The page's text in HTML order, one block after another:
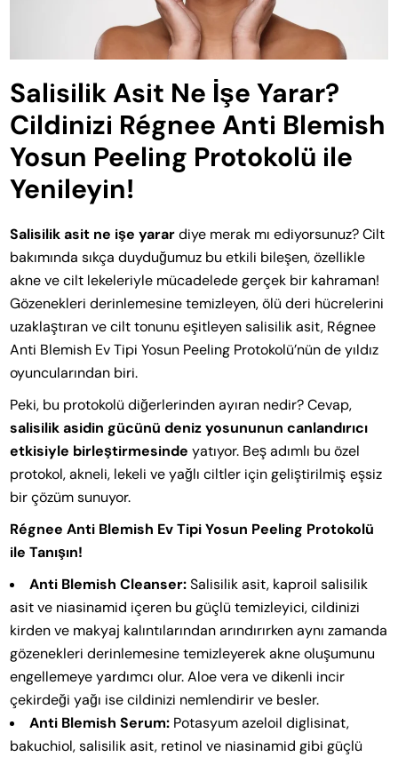
Salisilik Asit Ne İşe Yarar?
Cildinizi Régnee Anti Blemish
Yosun Peeling Protokolü ile
Yenileyin!
Salisilik asit ne işe yarardiye merak mı ediyorsunuz? Cilt
bakımında sıkça duyduğumuz bu etkili bileşen, özellikle
akne ve cilt lekeleriyle mücadelede gerçek bir kahraman!
Gözenekleri derinlemesine temizleyen, ölü deri hücrelerini
uzaklaştıran ve cilt tonunu eşitleyen salisilik asit, Régnee
Anti Blemish Ev Tipi Yosun Peeling Protokolü’nün de yıldız
oyuncularından biri.
Peki, bu protokolü diğerlerinden ayıran nedir? Cevap,
salisilik asidin gücünü deniz yosununun canlandırıcı
etkisiyle birleştirmesinde yatıyor. Beş adımlı bu özel
protokol, akneli, lekeli ve yağlı ciltler için geliştirilmiş eşsiz
bir çözüm sunuyor.
Régnee Anti Blemish Ev Tipi Yosun Peeling Protokolü
ile Tanışın!
Anti Blemish Cleanser:Salisilik asit, kaproil salisilik
asit ve niasinamid içeren bu güçlü temizleyici, cildinizi
kirden ve makyaj kalıntılarından arındırırken aynı zamanda
gözenekleri derinlemesine temizleyerek akne oluşumunu
engellemeye yardımcı olur. Aloe vera ve dikenli incir
çekirdeği yağı ise cildinizi nemlendirir ve besler.
Anti Blemish Serum: Potasyum azeloil diglisinat,
bakuchiol, salisilik asit, retinol ve niasinamid gibi güçlü